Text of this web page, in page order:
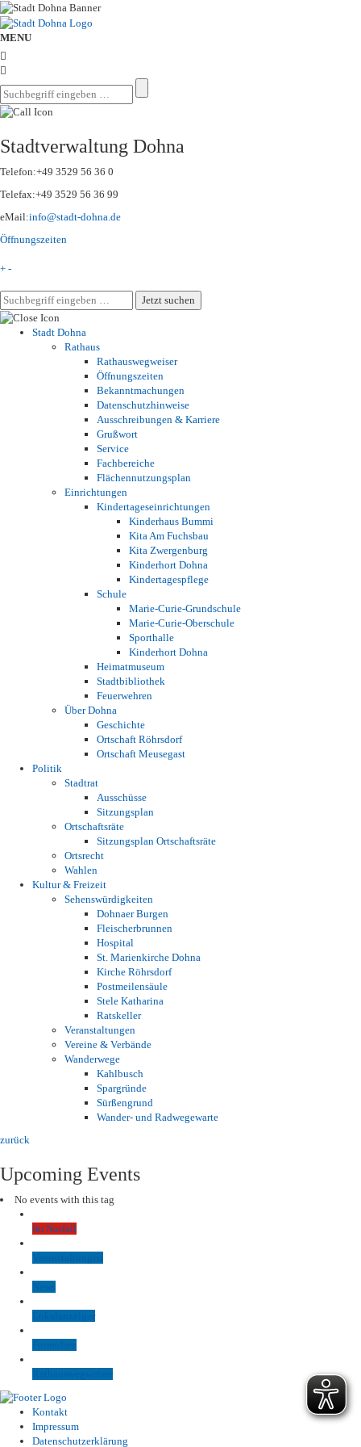
MENU
Stadtverwaltung Dohna
Telefon:+49 3529 56 36 0
Telefax:+49 3529 56 36 99
eMail:info@stadt-dohna.de
Öffnungszeiten
+ -
Stadt Dohna
Rathaus
Rathauswegweiser
Öffnungszeiten
Bekanntmachungen
Datenschutzhinweise
Ausschreibungen & Karriere
Grußwort
Service
Fachbereiche
Flächennutzungsplan
Einrichtungen
Kindertageseinrichtungen
Kinderhaus Bummi
Kita Am Fuchsbau
Kita Zwergenburg
Kinderhort Dohna
Kindertagespflege
Schule
Marie-Curie-Grundschule
Marie-Curie-Oberschule
Sporthalle
Kinderhort Dohna
Heimatmuseum
Stadtbibliothek
Feuerwehren
Über Dohna
Geschichte
Ortschaft Röhrsdorf
Ortschaft Meusegast
Politik
Stadtrat
Ausschüsse
Sitzungsplan
Ortschaftsräte
Sitzungsplan Ortschaftsräte
Ortsrecht
Wahlen
Kultur & Freizeit
Sehenswürdigkeiten
Dohnaer Burgen
Fleischerbrunnen
Hospital
St. Marienkirche Dohna
Kirche Röhrsdorf
Postmeilensäule
Stele Katharina
Ratskeller
Veranstaltungen
Vereine & Verbände
Wanderwege
Kahlbusch
Spargründe
Sürßengrund
Wander- und Radwegewarte
zurück
Upcoming Events
No events with this tag
Im Notfall
Kontakt
Impressum
Datenschutzerklärung